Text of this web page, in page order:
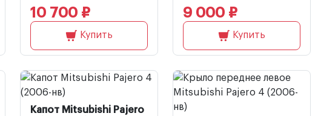
10 700 ₽
Купить
9 000 ₽
Купить
Капот Mitsubishi Pajero